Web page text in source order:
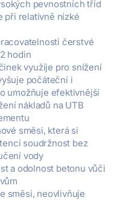
pevnostních tříd
při relativně nízké
čerstvé
hodin
využije pro snížení
počáteční i
umožňuje efektivnější
nákladů na UTB
směsi, která si
soudržnost bez
vody
a odolnost betonu vůči
směsi, neovlivňuje